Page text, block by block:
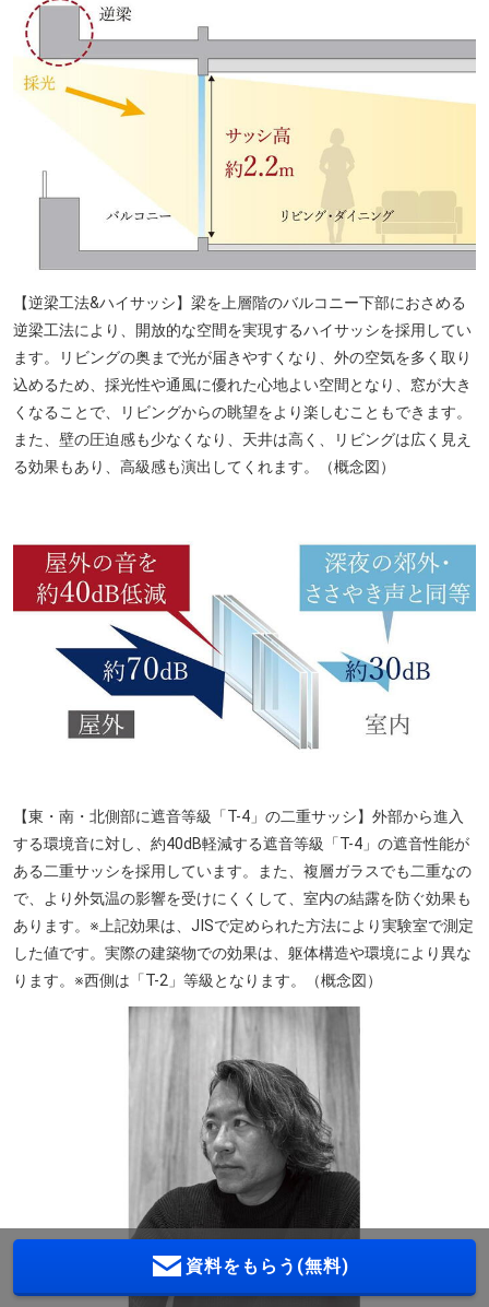
【逆梁工法&ハイサッシ】梁を上層階のバルコニー下部におさめる
逆梁工法により、開放的な空間を実現するハイサッシを採用してい
ます。リビングの奥まで光が届きやすくなり、外の空気を多く取り
込めるため、採光性や通風に優れた心地よい空間となり、窓が大き
くなることで、リビングからの眺望をより楽しむこともできます。
また、壁の圧迫感も少なくなり、天井は高く、リビングは広く見え
る効果もあり、高級感も演出してくれます。（概念図）
【東・南・北側部に遮音等級「T-4」の二重サッシ】外部から進入
する環境音に対し、約40dB軽減する遮音等級「T-4」の遮音性能が
ある二重サッシを採用しています。また、複層ガラスでも二重なの
で、より外気温の影響を受けにくくして、室内の結露を防ぐ効果も
あります。※上記効果は、JISで定められた方法により実験室で測定
した値です。実際の建築物での効果は、躯体構造や環境により異な
ります。※西側は「T-2」等級となります。（概念図）
資料をもらう(無料)